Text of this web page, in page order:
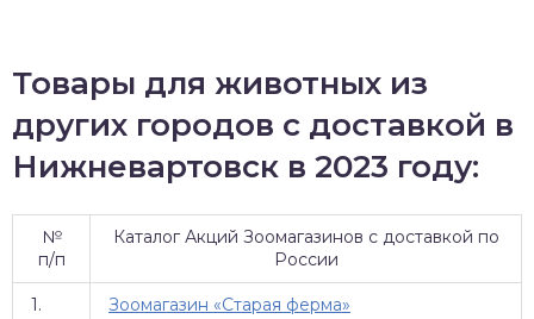
Товары для животных из
других городов с доставкой в
Нижневартовск в 2023 году:
№
п/п
Каталог Акций Зоомагазинов с доставкой по
России
1. Зоомагазин «Старая ферма»